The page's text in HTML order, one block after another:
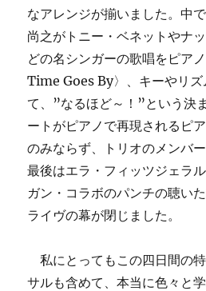
なアレンジが揃いました。中
尚之がトニー・ベネットやナ
どの名シンガーの歌唱をピア
Time Goes By〉、キーやリズ
て、”なるほど～！”という決
ートがピアノで再現されるピ
のみならず、トリオのメンバ
最後はエラ・フィッツジェラ
ガン・コラボのパンチの聴い
ライヴの幕が閉じました。
私にとってもこの四日間の
サルも含めて、本当に色々と